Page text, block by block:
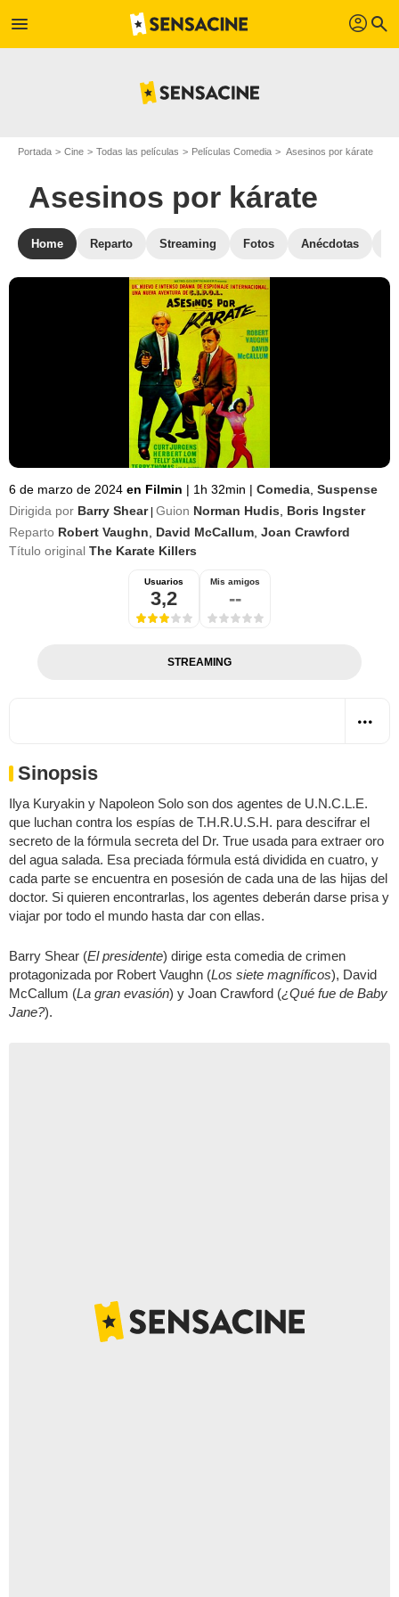
menu profil search
Portada Cine Todas las películas Películas Comedia Asesinos por kárate
Asesinos por kárate
Home Reparto Streaming Fotos Anécdotas
6 de marzo de 2024 en Filmin | 1h 32min | Comedia Suspense
Dirigida por Barry Shear Guion Norman Hudis
Boris Ingster
Reparto Robert Vaughn David McCallum Joan Crawford
Título original The Karate Killers
Usuarios
3,2
Mis amigos
--
STREAMING
Sinopsis
Ilya Kuryakin y Napoleon Solo son dos agentes de U.N.C.L.E.
que luchan contra los espías de T.H.R.U.S.H. para descifrar el
secreto de la fórmula secreta del Dr. True usada para extraer oro
del agua salada. Esa preciada fórmula está dividida en cuatro, y
cada parte se encuentra en posesión de cada una de las hijas del
doctor. Si quieren encontrarlas, los agentes deberán darse prisa y
viajar por todo el mundo hasta dar con ellas.
Barry Shear (El presidente) dirige esta comedia de crimen
protagonizada por Robert Vaughn (Los siete magníficos), David
McCallum (La gran evasión) y Joan Crawford (¿Qué fue de Baby
Jane?).